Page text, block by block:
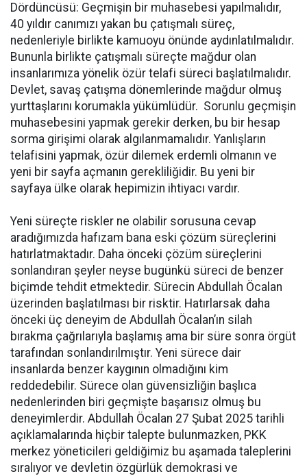
Dördüncüsü: Geçmişin bir muhasebesi yapılmalıdır,
40 yıldır canımızı yakan bu çatışmalı süreç,
nedenleriyle birlikte kamuoyu önünde aydınlatılmalıdır.
Bununla birlikte çatışmalı süreçte mağdur olan
insanlarımıza yönelik özür telafi süreci başlatılmalıdır.
Devlet, savaş çatışma dönemlerinde mağdur olmuş
yurttaşlarını korumakla yükümlüdür. Sorunlu geçmişin
muhasebesini yapmak gerekir derken, bu bir hesap
sorma girişimi olarak algılanmamalıdır. Yanlışların
telafisini yapmak, özür dilemek erdemli olmanın ve
yeni bir sayfa açmanın gerekliliğidir. Bu yeni bir
sayfaya ülke olarak hepimizin ihtiyacı vardır.
Yeni süreçte riskler ne olabilir sorusuna cevap
aradığımızda hafızam bana eski çözüm süreçlerini
hatırlatmaktadır. Daha önceki çözüm süreçlerini
sonlandıran şeyler neyse bugünkü süreci de benzer
biçimde tehdit etmektedir. Sürecin Abdullah Öcalan
üzerinden başlatılması bir risktir. Hatırlarsak daha
önceki üç deneyim de Abdullah Öcalan’ın silah
bırakma çağrılarıyla başlamış ama bir süre sonra örgüt
tarafından sonlandırılmıştır. Yeni sürece dair
insanlarda benzer kaygının olmadığını kim
reddedebilir. Sürece olan güvensizliğin başlıca
nedenlerinden biri geçmişte başarısız olmuş bu
deneyimlerdir. Abdullah Öcalan 27 Şubat 2025 tarihli
açıklamalarında hiçbir talepte bulunmazken, PKK
merkez yöneticileri geldiğimiz bu aşamada taleplerini
sıralıyor ve devletin özgürlük demokrasi ve